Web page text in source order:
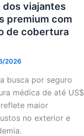
dos viajantes
premium com
de cobertura
2026
busca por seguro
médica de até US$
maior
no exterior e